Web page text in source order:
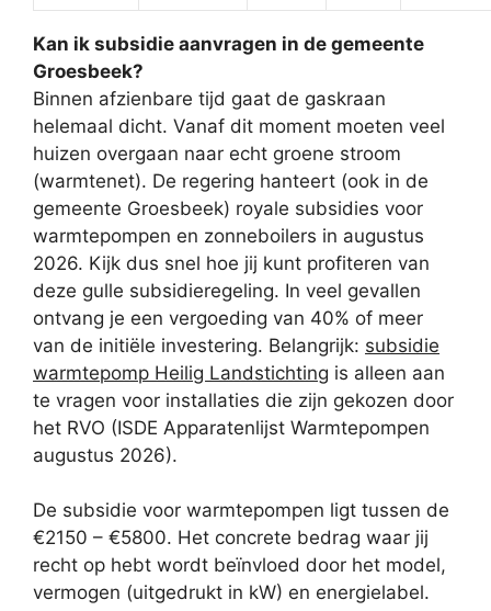
Kan ik subsidie aanvragen in de gemeente
Groesbeek?
Binnen afzienbare tijd gaat de gaskraan
helemaal dicht. Vanaf dit moment moeten veel
huizen overgaan naar echt groene stroom
(warmtenet). De regering hanteert (ook in de
gemeente Groesbeek) royale subsidies voor
warmtepompen en zonneboilers in augustus
2026. Kijk dus snel hoe jij kunt profiteren van
deze gulle subsidieregeling. In veel gevallen
ontvang je een vergoeding van 40% of meer
van de initiële investering. Belangrijk: subsidie
warmtepomp Heilig Landstichting is alleen aan
te vragen voor installaties die zijn gekozen door
het RVO (ISDE Apparatenlijst Warmtepompen
augustus 2026).
De subsidie voor warmtepompen ligt tussen de
€2150 – €5800. Het concrete bedrag waar jij
recht op hebt wordt beïnvloed door het model,
vermogen (uitgedrukt in kW) en energielabel.